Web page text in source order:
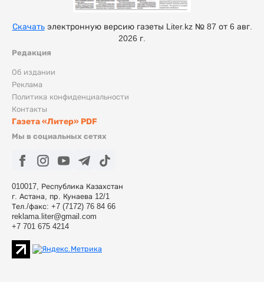
Редакция
Об издании
Реклама
Политика конфиденциальности
Контакты
Газета «Литер» PDF
Мы в социальных сетях
010017, Республика Казахстан
г. Астана, пр. Кунаева 12/1
Тел./факс: +7 (7172) 76 84 66
reklama.liter@gmail.com
+7 701 675 4214
Скачатьэлектронную версию газеты Liter.kz № 87 от 6 авг.
2026 г.